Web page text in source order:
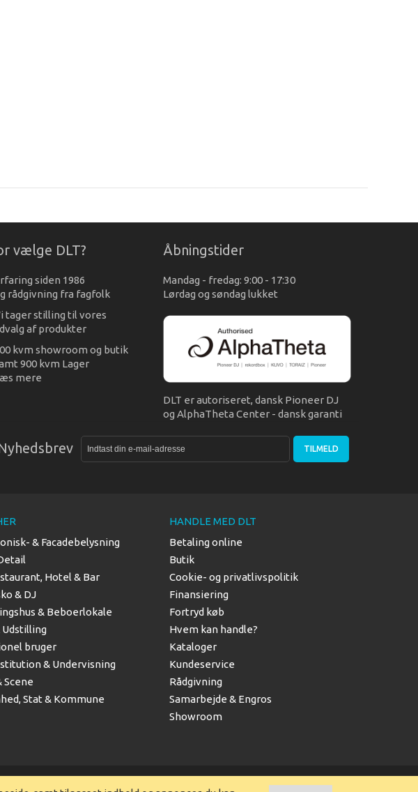
vælge DLT?
siden 1986
rådgivning fra fagfolk
tager stilling til vores
af produkter
kvm showroom og butik
900 kvm Lager
mere
Åbningstider
Mandag - fredag: 9:00 - 17:30
Lørdag og søndag lukket
DLT er autoriseret, dansk Pioneer DJ
og AlphaTheta Center - dansk garanti
TILMELD
& Facadebelysning
Hotel & Bar
& DJ
& Beboerlokale
Udstilling
bruger
& Undervisning
Scene
Stat & Kommune
HANDLE MED DLT
Betaling online
Butik
Cookie- og privatlivspolitik
Finansiering
Fortryd køb
Hvem kan handle?
Kataloger
Kundeservice
Rådgivning
Samarbejde & Engros
Showroom